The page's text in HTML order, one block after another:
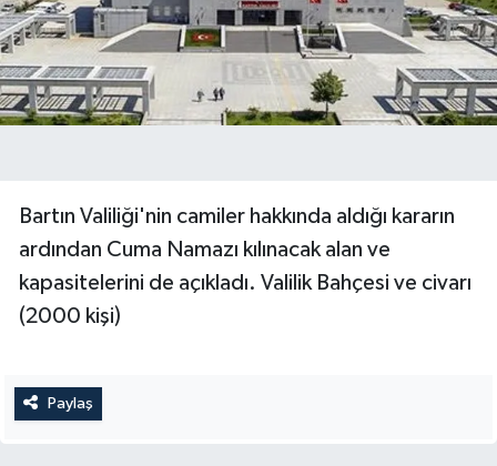
Bartın Valiliği'nin camiler hakkında aldığı kararın
ardından Cuma Namazı kılınacak alan ve
kapasitelerini de açıkladı. Valilik Bahçesi ve civarı
(2000 kişi)
Paylaş
Yerel Yönetimler
DÜNYA